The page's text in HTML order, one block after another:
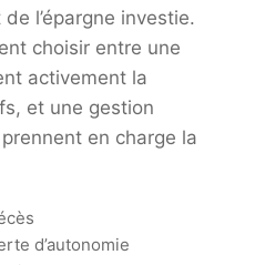
l’épargne investie.
choisir entre une
activement la
et une gestion
en charge la
d’autonomie